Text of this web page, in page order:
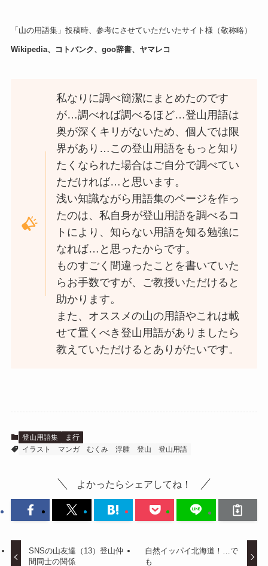
「山の用語集」投稿時、参考にさせていただいたサイト様（敬称略）
Wikipedia、コトバンク、goo辞書、ヤマレコ
私なりに調べ簡潔にまとめたのです
が…調べれば調べるほど…登山用語は
奥が深くキリがないため、個人では限
界があり…この登山用語をもっと知り
たくなられた場合はご自分で調べてい
ただければ…と思います。
浅い知識ながら用語集のページを作っ
たのは、私自身が登山用語を調べるコ
トにより、知らない用語を知る勉強に
なれば…と思ったからです。
ものすごく間違ったことを書いていた
らお手数ですが、ご教授いただけると
助かります。
また、オススメの山の用語やこれは載
せて置くべき登山用語がありましたら
教えていただけるとありがたいです。
登山用語集
ま行
イラスト
マンガ むくみ 浮腫 登山 登山用語
よかったらシェアしてね！
SNSの山友達（13）登山仲
間同士の関係
自然イッパイ北海道！…で
も